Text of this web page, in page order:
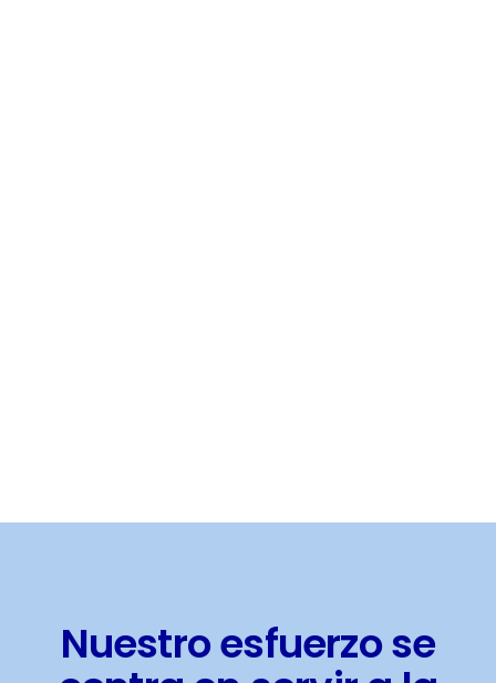
Nuestro esfuerzo se